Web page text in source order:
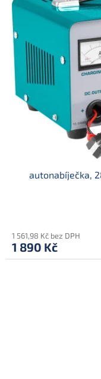
autonabíječka,
1 561,98 Kč bez DPH
1 890 Kč